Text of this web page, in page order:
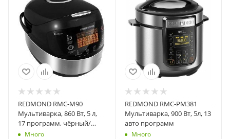
REDMOND RMC-M90
Мультиварка, 860 Вт, 5 л,
17 программ, чёрный/
металлик
Много
REDMOND RMC-PM381
Мультиварка, 900 Вт, 5л, 13
авто программ
Много